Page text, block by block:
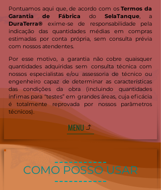
Pontuamos aqui que, de acordo com osTermos da
Garantia de Fábrica do SelaTanque , a
DuraTerra® exime-se de responsabilidade pela
indicação das quantidades médias em compras
estimadas por conta própria, sem consulta prévia
com nossos atendentes.
Por esse motivo, a garantia não cobre quaisquer
quantidades adquiridas sem consulta técnica com
nossos especialistas e/ou assessoria de técnico ou
engenheiro capaz de determinar as características
das condições da obra (incluindo quantidades
ínfimas para “testes” em grandes áreas, cuja eficácia
é totalmente reprovada por nossos parâmetros
técnicos).
MENU
COMO POSSO USAR